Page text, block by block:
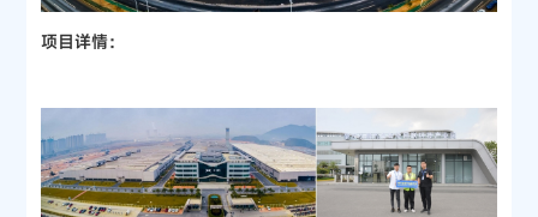
项目详情：